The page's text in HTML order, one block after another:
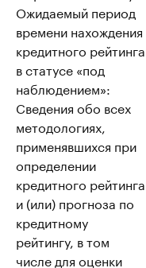
Ожидаемый период
времени нахождения
кредитного рейтинга
в статусе «под
наблюдением»:
Сведения обо всех
методологиях,
применявшихся при
определении
кредитного рейтинга
и (или) прогноза по
кредитному
рейтингу, в том
числе для оценки